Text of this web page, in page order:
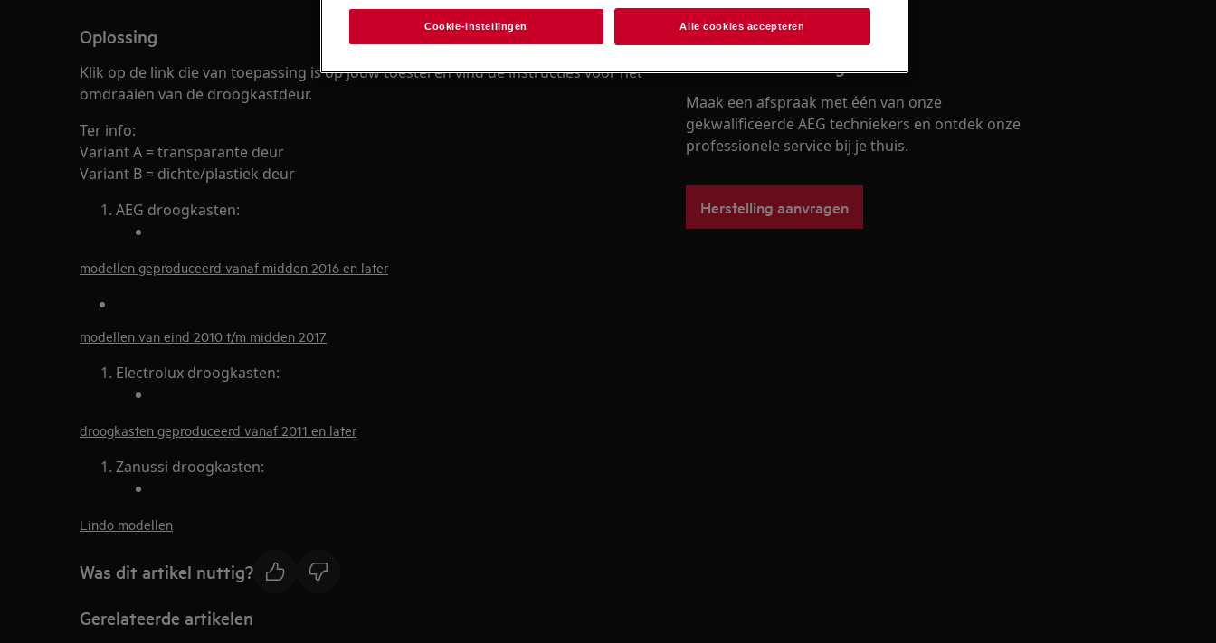
Oplossing
Klik op de link die van toepassing is op jouw toestel en vind de instructies voor het
omdraaien van de droogkastdeur.
Ter info:
Variant A = transparante deur
Variant B = dichte/plastiek deur
AEG droogkasten:
modellen geproduceerd vanaf midden 2016 en later
modellen van eind 2010 t/m midden 2017
Electrolux droogkasten:
droogkasten geproduceerd vanaf 2011 en later
Zanussi droogkasten:
Lindo modellen
Was dit artikel nuttig?
Gerelateerde artikelen
Boek een herstelling
Maak een afspraak met één van onze
gekwalificeerde AEG techniekers en ontdek onze
professionele service bij je thuis.
Herstelling aanvragen
Cookie-instellingen Alle cookies accepteren